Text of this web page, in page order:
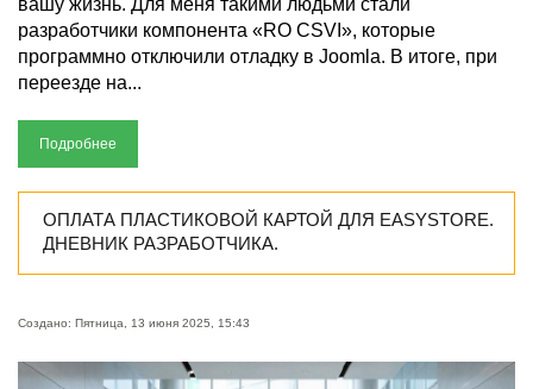
разработчики компонента «RO CSVI», которые
программно отключили отладку в Joomla. В итоге, при
переезде на...
Подробнее
ОПЛАТА ПЛАСТИКОВОЙ КАРТОЙ ДЛЯ EASYSTORE.
ДНЕВНИК РАЗРАБОТЧИКА.
Создано: Пятница, 13 июня 2025, 15:43